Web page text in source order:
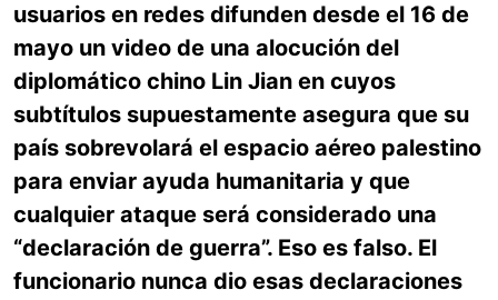
usuarios en redes difunden desde el 16 de
mayo un video de una alocución del
diplomático chino Lin Jian en cuyos
subtítulos supuestamente asegura que su
país sobrevolará el espacio aéreo palestino
para enviar ayuda humanitaria y que
cualquier ataque será considerado una
“declaración de guerra”. Eso es falso. El
funcionario nunca dio esas declaraciones